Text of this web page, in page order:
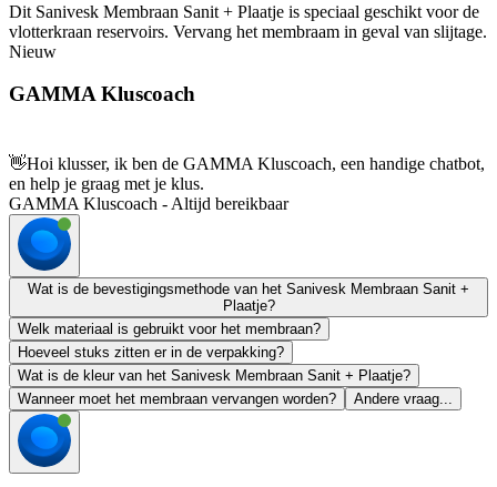
Dit Sanivesk Membraan Sanit + Plaatje is speciaal geschikt voor de
vlotterkraan reservoirs. Vervang het membraam in geval van slijtage.
Nieuw
GAMMA Kluscoach
👋Hoi klusser, ik ben de GAMMA Kluscoach, een handige chatbot,
en help je graag met je klus.
GAMMA Kluscoach - Altijd bereikbaar
Wat is de bevestigingsmethode van het Sanivesk Membraan Sanit +
Plaatje?
Welk materiaal is gebruikt voor het membraan?
Hoeveel stuks zitten er in de verpakking?
Wat is de kleur van het Sanivesk Membraan Sanit + Plaatje?
Wanneer moet het membraan vervangen worden?
Andere vraag...